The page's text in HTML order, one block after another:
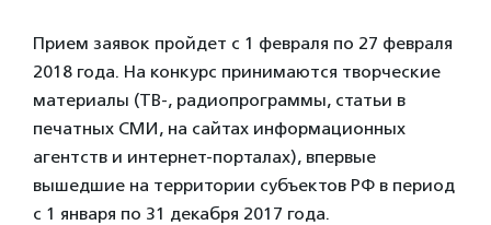
Прием заявок пройдет с 1 февраля по 27 февраля
2018 года. На конкурс принимаются творческие
материалы (ТВ-, радиопрограммы, статьи в
печатных СМИ, на сайтах информационных
агентств и интернет-порталах), впервые
вышедшие на территории субъектов РФ в период
с 1 января по 31 декабря 2017 года.